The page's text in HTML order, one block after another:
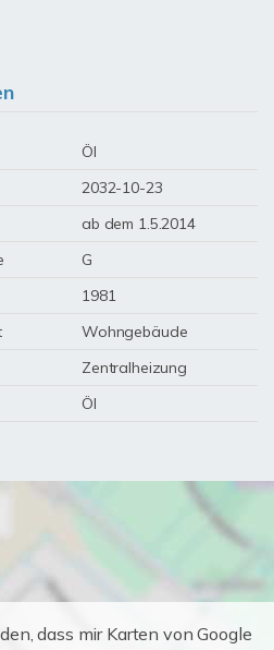
Öl
2032-10-23
ab dem 1.5.2014
G
1981
Wohngebäude
Zentralheizung
Öl
dass mir Karten von Google